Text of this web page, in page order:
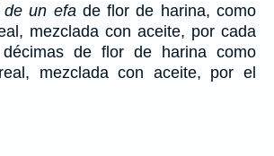
de un efa de flor de harina, como
mezclada con aceite, por cada
de flor de harina como
mezclada con aceite, por el